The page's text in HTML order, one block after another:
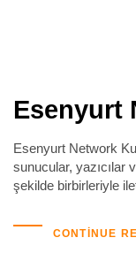
Esenyurt
Esenyurt Network
sunucular, yazıcılar
şekilde birbirleriyle
CONTINUE